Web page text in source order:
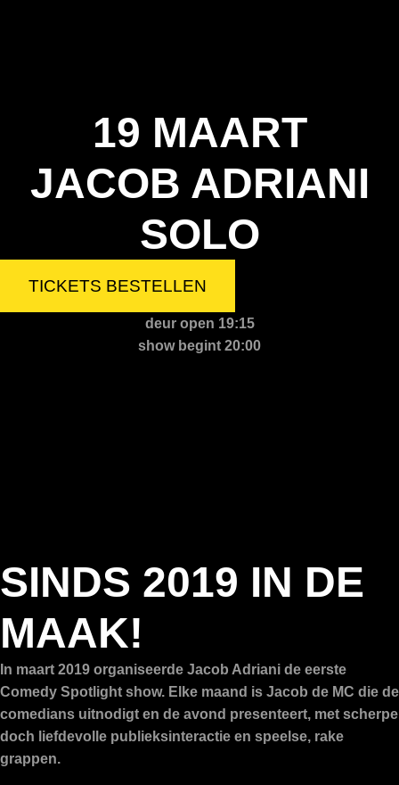
19 MAART
JACOB ADRIANI
SOLO
TICKETS BESTELLEN
deur open 19:15
show begint 20:00
SINDS 2019 IN DE
MAAK!
In maart 2019 organiseerde Jacob Adriani de eerste
Comedy Spotlight show. Elke maand is Jacob de MC die de
comedians uitnodigt en de avond presenteert, met scherpe
doch liefdevolle publieksinteractie en speelse, rake
grappen.